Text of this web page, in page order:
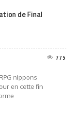
de Final
775
nippons
en cette fin